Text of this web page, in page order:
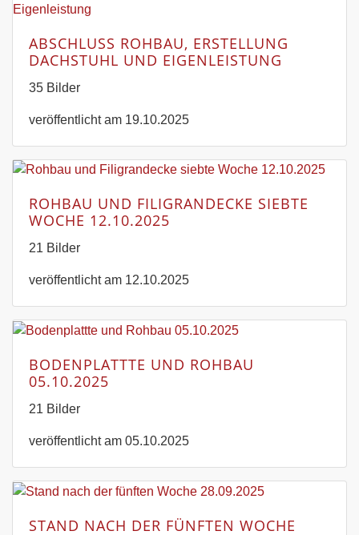
ABSCHLUSS ROHBAU, ERSTELLUNG
DACHSTUHL UND EIGENLEISTUNG
35 Bilder
veröffentlicht am 19.10.2025
ROHBAU UND FILIGRANDECKE SIEBTE
WOCHE 12.10.2025
21 Bilder
veröffentlicht am 12.10.2025
BODENPLATTTE UND ROHBAU
05.10.2025
21 Bilder
veröffentlicht am 05.10.2025
STAND NACH DER FÜNFTEN WOCHE